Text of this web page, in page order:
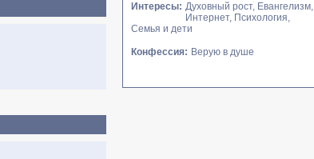
Интересы: Духовный рост, Евангелизм,
Интернет, Психология,
Семья и дети
Конфессия: Верую в душе